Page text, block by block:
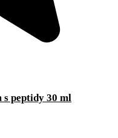
peptidy 30 ml